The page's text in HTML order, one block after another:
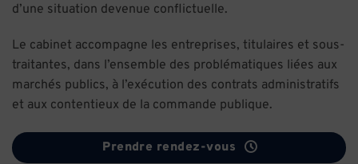
d’une situation devenue conflictuelle.
Le cabinet accompagne les entreprises, titulaires et sous-
traitantes, dans l’ensemble des problématiques liées aux
marchés publics, à l’exécution des contrats administratifs
et aux contentieux de la commande publique.
Prendre rendez-vous